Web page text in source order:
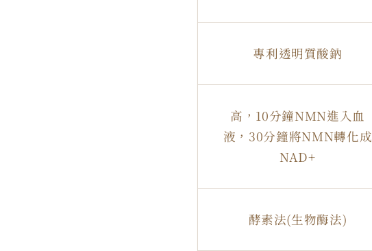
專利透明質酸鈉
高，10分鐘NMN進入血
液，30分鐘將NMN轉化成
NAD+
酵素法(生物酶法)